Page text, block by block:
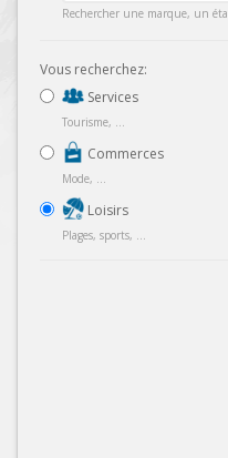
Rechercher une marque, un
Vous recherchez:
Services
Tourisme, ...
Commerces
Mode, ...
Loisirs
Plages, sports, ...